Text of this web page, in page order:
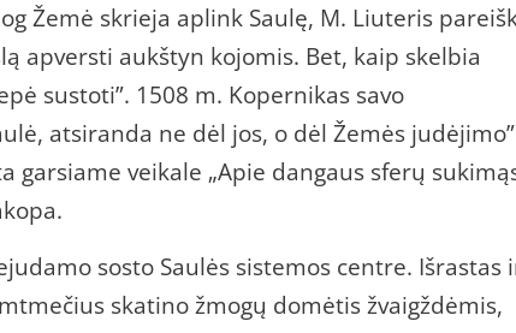
Žemė skrieja aplink Saulę, M. Liuteris
apversti aukštyn kojomis. Bet, kaip skelbia
sustoti”. 1508 m. Kopernikas savo
atsiranda ne dėl jos, o dėl Žemės
garsiame veikale „Apie dangaus sferų
sosto Saulės sistemos centre. Išrastas
skatino žmogų domėtis žvaigždėmis,